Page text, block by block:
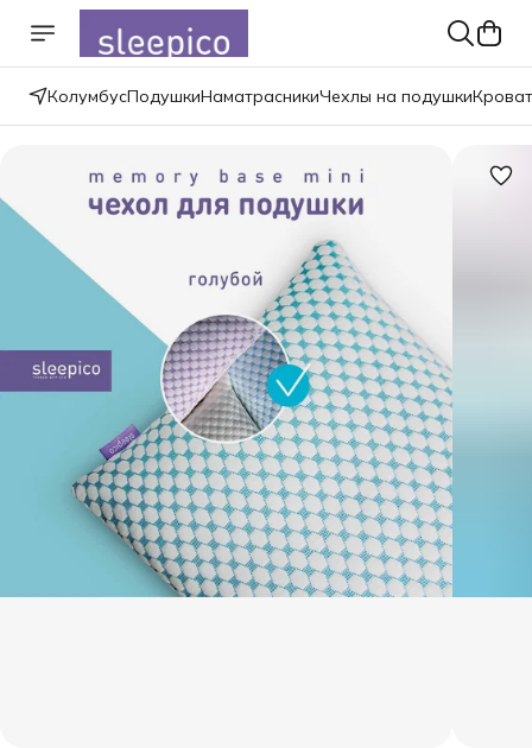
КолумбусПодушкиНаматрасникиЧехлы на подушки